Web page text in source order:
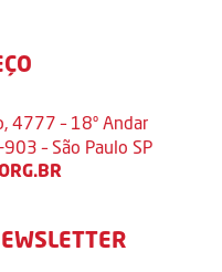
4777 – 18º Andar
– São Paulo SP